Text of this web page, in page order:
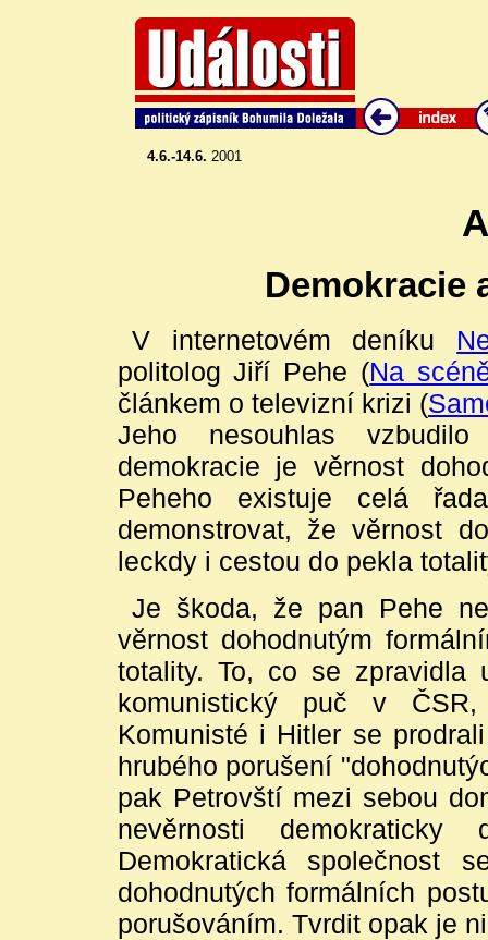
4.6.-14.6. 2001
Demokracie
V internetovém deníku
politolog Jiří Pehe (Na
článkem o televizní krizi (
Jeho nesouhlas
demokracie je věrnost
Peheho existuje celá
demonstrovat, že věrnost
leckdy i cestou do pekla
Je škoda, že pan Pehe
věrnost dohodnutým
totality. To, co se zpravidla
komunistický puč v
Komunisté i Hitler se
hrubého porušení
pak Petrovští mezi sebou
nevěrnosti demokraticky
Demokratická společnost
dohodnutých formálních
porušováním. Tvrdit opak je